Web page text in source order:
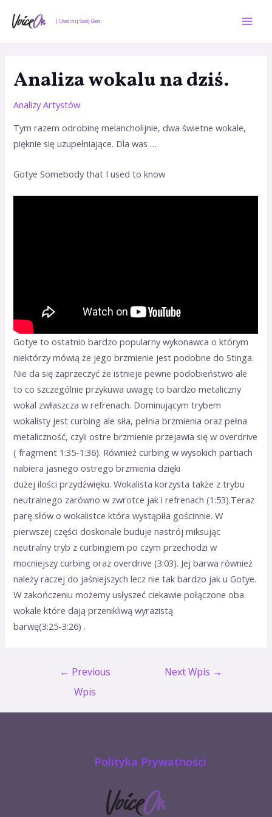
| Uwolnij Swój Głos
Analiza wokalu na dziś.
Analizy Artystów
Tym razem odrobinę melancholijnie, dwa świetne wokale,
pięknie się uzupełniające. Dla was …
Gotye Somebody that I used to know
Gotye to ostatnio bardzo popularny wykonawca o którym
niektórzy mówią że jego brzmienie jest podobne do Stinga.
Nie da się zaprzeczyć że istnieje pewne podobieństwo ale
to co szczególnie przykuwa uwagę to bardzo metaliczny
wokal zwłaszcza w refrenach. Dominującym trybem
wokalisty jest curbing ale siła, pełnia brzmienia oraz pełna
metaliczność, czyli ostre brzmienie przejawia się w overdrive
( fragment 1:35-1:36). Również curbing w wysokich partiach
nabiera jasnego ostrego brzmienia dzięki
dużej ilości przydźwięku. Wokalista korzysta także z trybu
neutralnego zarówno w zwrotce jak i refrenach (1:53).Teraz
parę słów o wokalistce która wystąpiła gościnnie. W
pierwszej części doskonale buduje nastrój miksując
neutralny tryb z curbingiem po czym przechodzi w
mocniejszy curbing oraz overdrive (3:03). Jej barwa również
należy raczej do jaśniejszych lecz nie tak bardzo jak u Gotye.
W zakończeniu możemy usłyszeć ciekawie połączone oba
wokale które dają przenikliwą wyrazistą
barwę(3:25-3:26) .
← Previous
Wpis
Next Wpis →
Polityka Prywatności